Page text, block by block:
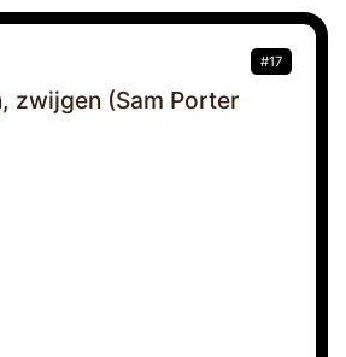
#17
zwijgen (Sam Porter